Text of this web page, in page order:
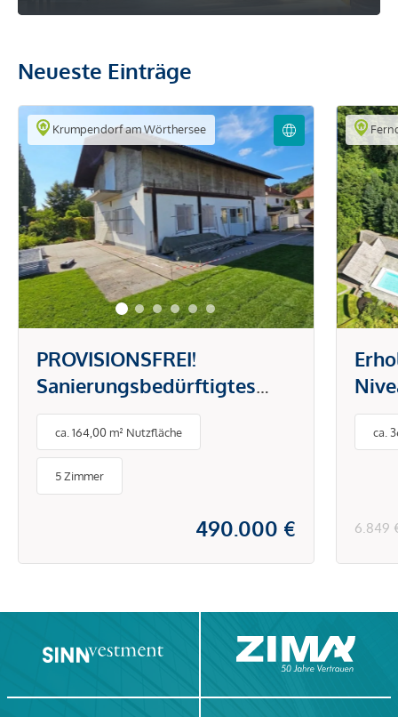
Neueste Einträge
Krumpendorf am Wörthersee
PROVISIONSFREI!
Sanierungsbedürftigtes
Einfamilienhaus in der
Schlossallee in
Krumpendorf am
Wörthersee
ca. 164,00 m² Nutzfläche
5 Zimmer
490.000 €
ca.
6.849